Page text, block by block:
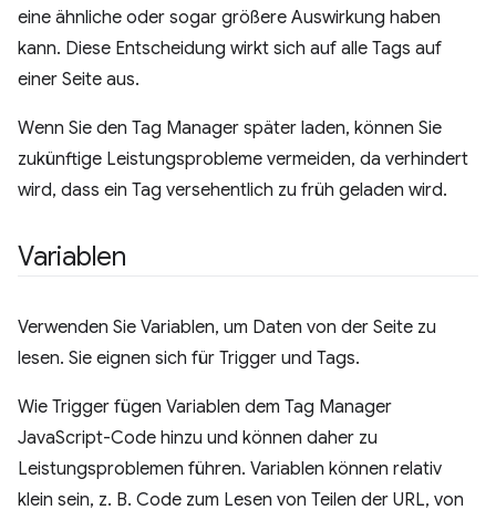
eine ähnliche oder sogar größere Auswirkung haben
kann. Diese Entscheidung wirkt sich auf alle Tags auf
einer Seite aus.
Wenn Sie den Tag Manager später laden, können Sie
zukünftige Leistungsprobleme vermeiden, da verhindert
wird, dass ein Tag versehentlich zu früh geladen wird.
Variablen
Verwenden Sie Variablen, um Daten von der Seite zu
lesen. Sie eignen sich für Trigger und Tags.
Wie Trigger fügen Variablen dem Tag Manager
JavaScript-Code hinzu und können daher zu
Leistungsproblemen führen. Variablen können relativ
klein sein, z. B. Code zum Lesen von Teilen der URL, von